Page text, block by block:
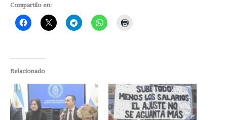
Compartilo en:
Relacionado